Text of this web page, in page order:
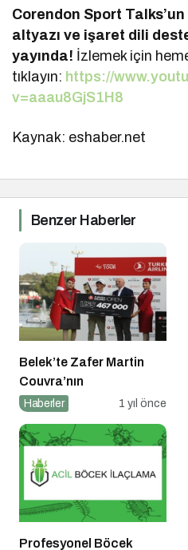
Corendon Sport
altyazı ve işaret dili
yayında! İzlemek için
tıklayın: https://
v=aaau8GjS1H8
Kaynak: eshaber.net
Benzer Haberler
Belek’te Zafer Martin
Couvra’nın
Haberler 1 yıl önce
Profesyonel Böcek